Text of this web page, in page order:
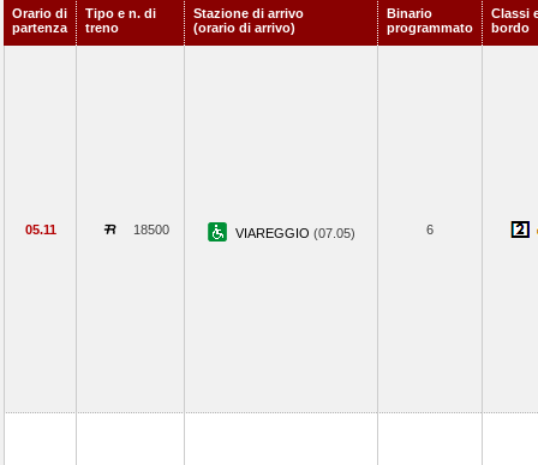
Orario di
partenza
Tipo e n. di
treno
Stazione di arrivo
(orario di arrivo)
Binario
programmato
Classi
bordo
05.11 18500 VIAREGGIO (07.05) 6